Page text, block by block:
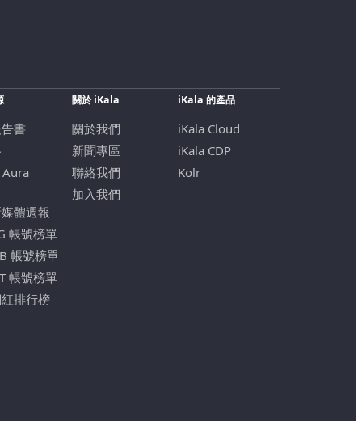
書
體週報
帳號榜單
帳號榜單
帳號榜單
排行榜
關於 iKala
關於我們
新聞專區
聯絡我們
加入我們
iKala 的產品
iKala Cloud
iKala CDP
Kolr